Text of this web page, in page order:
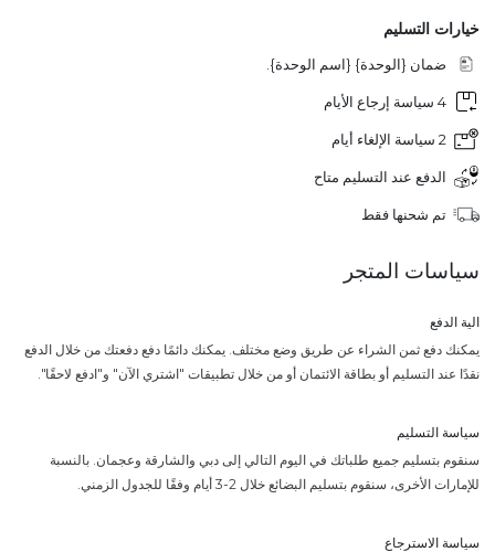
خيارات التسليم
ضمان {الوحدة} {اسم الوحدة}.
4 سياسة إرجاع الأيام
2 سياسة الإلغاء أيام
الدفع عند التسليم متاح
تم شحنها فقط
سياسات المتجر
الية الدفع
يمكنك دفع ثمن الشراء عن طريق وضع مختلف. يمكنك دائمًا دفع دفعتك من خلال الدفع
نقدًا عند التسليم أو بطاقة الائتمان أو من خلال تطبيقات "اشتري الآن" و"ادفع لاحقًا".
سياسة التسليم
سنقوم بتسليم جميع طلباتك في اليوم التالي إلى دبي والشارقة وعجمان. بالنسبة
للإمارات الأخرى، سنقوم بتسليم البضائع خلال 2-3 أيام وفقًا للجدول الزمني.
سياسة الاسترجاع